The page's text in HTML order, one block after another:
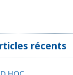
récents